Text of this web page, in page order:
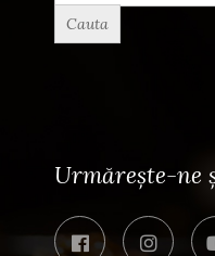
Urmărește-ne